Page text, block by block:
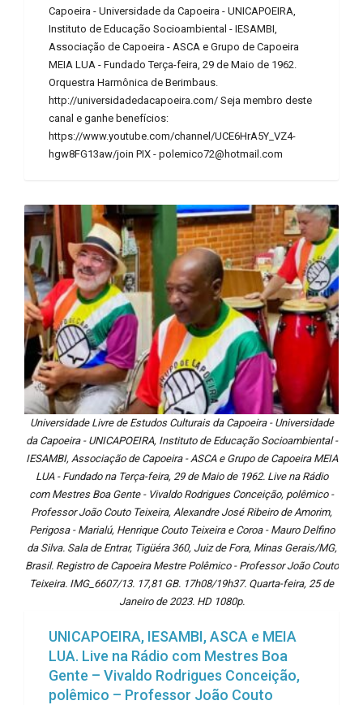
Capoeira - Universidade da Capoeira - UNICAPOEIRA,
Instituto de Educação Socioambiental - IESAMBI,
Associação de Capoeira - ASCA e Grupo de Capoeira
MEIA LUA - Fundado Terça-feira, 29 de Maio de 1962.
Orquestra Harmônica de Berimbaus.
http://universidadedacapoeira.com/ Seja membro deste
canal e ganhe benefícios:
https://www.youtube.com/channel/UCE6HrA5Y_VZ4-
hgw8FG13aw/join PIX - polemico72@hotmail.com
Universidade Livre de Estudos Culturais da Capoeira - Universidade
da Capoeira - UNICAPOEIRA, Instituto de Educação Socioambiental -
IESAMBI, Associação de Capoeira - ASCA e Grupo de Capoeira MEIA
LUA - Fundado na Terça-feira, 29 de Maio de 1962. Live na Rádio
com Mestres Boa Gente - Vivaldo Rodrigues Conceição, polêmico -
Professor João Couto Teixeira, Alexandre José Ribeiro de Amorim,
Perigosa - Marialú, Henrique Couto Teixeira e Coroa - Mauro Delfino
da Silva. Sala de Entrar, Tigüéra 360, Juiz de Fora, Minas Gerais/MG,
Brasil. Registro de Capoeira Mestre Polêmico - Professor João Couto
Teixeira. IMG_6607/13. 17,81 GB. 17h08/19h37. Quarta-feira, 25 de
Janeiro de 2023. HD 1080p.
UNICAPOEIRA, IESAMBI, ASCA e MEIA
LUA. Live na Rádio com Mestres Boa
Gente – Vivaldo Rodrigues Conceição,
polêmico – Professor João Couto